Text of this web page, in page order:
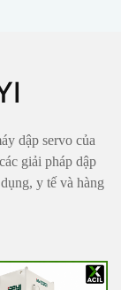
dập servo của
giải pháp dập
y tế và hàng